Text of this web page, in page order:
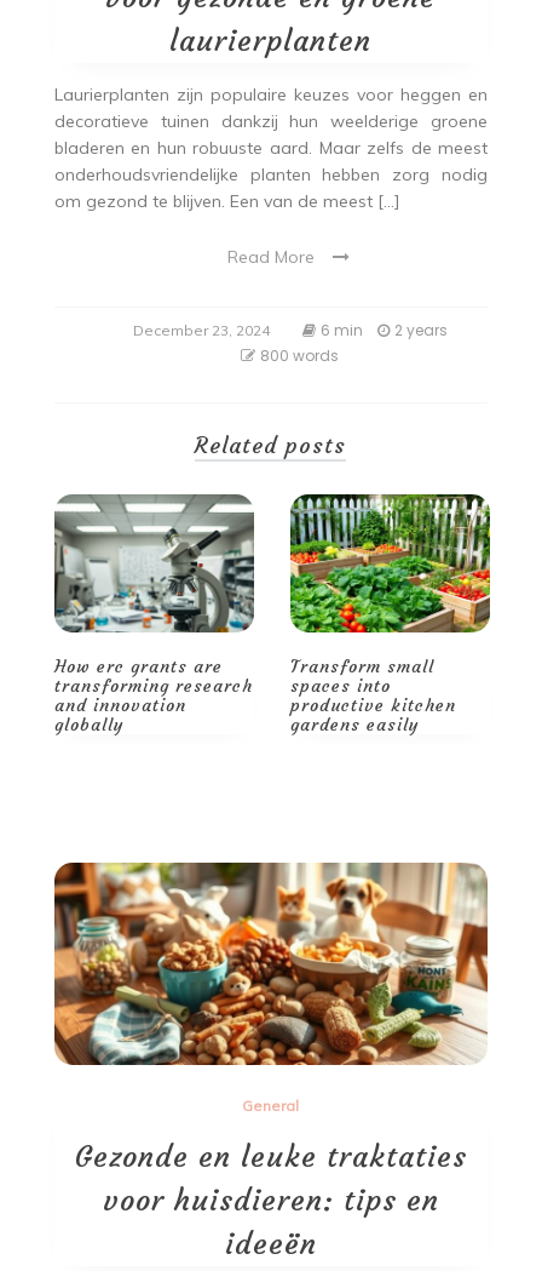
laurierplanten
Laurierplanten zijn populaire keuzes voor heggen en
decoratieve tuinen dankzij hun weelderige groene
bladeren en hun robuuste aard. Maar zelfs de meest
onderhoudsvriendelijke planten hebben zorg nodig
om gezond te blijven. Een van de meest […]
Read More
December 23, 2024 6 min
2 years
800 words
Related posts
Transform small
spaces into
productive kitchen
gardens easily
Smart storage and
decor tips for a
spacious, stylish
home
General
Gezonde en leuke traktaties
voor huisdieren: tips en
ideeën